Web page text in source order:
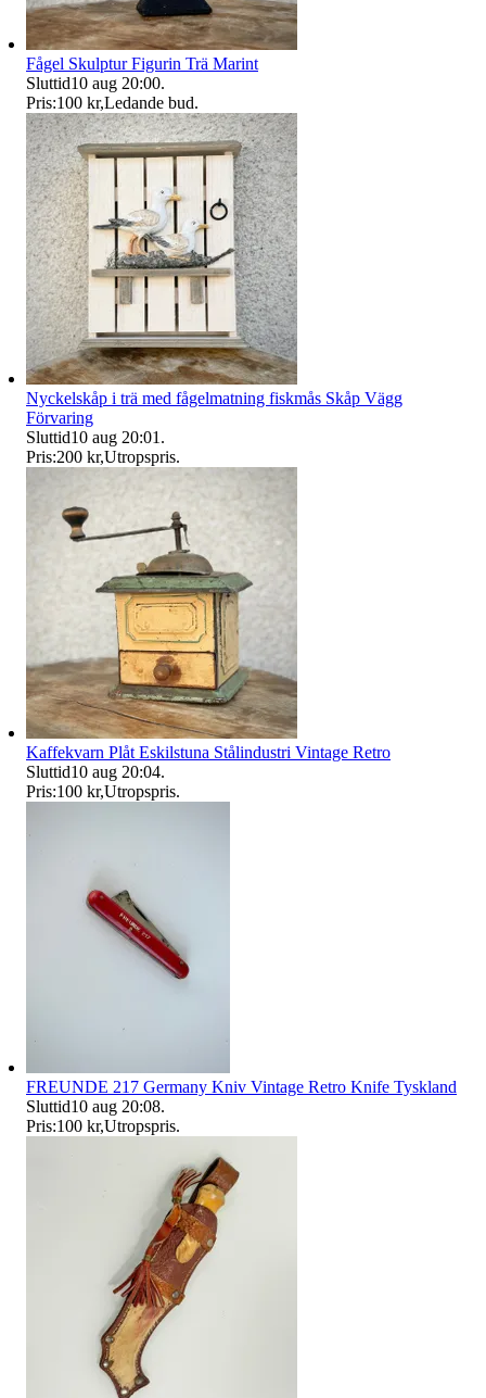
Fågel Skulptur Figurin Trä Marint
Sluttid10 aug 20:00.
Pris:100 kr,Ledande bud.
Nyckelskåp i trä med fågelmatning fiskmås Skåp Vägg
Förvaring
Sluttid10 aug 20:01 .
Pris:200 kr,Utropspris.
Kaffekvarn Plåt Eskilstuna Stålindustri Vintage Retro
Sluttid10 aug 20:04.
Pris:100 kr,Utropspris.
FREUNDE 217 Germany Kniv Vintage Retro Knife Tyskland
Sluttid10 aug 20:08.
Pris:100 kr,Utropspris.